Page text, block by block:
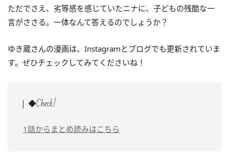
ただでさえ、劣等感を感じていたニナに、子どもの残酷な一
言がささる。一体なんて答えるのでしょうか？
ゆき蔵さんの漫画は、Instagramとブログでも更新されていま
す。ぜひチェックしてみてくださいね！
◆Check!
1話からまとめ読みはこちら